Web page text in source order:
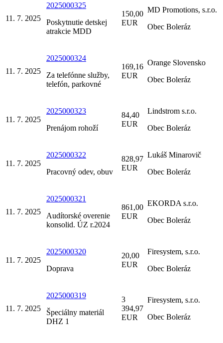
11. 7. 2025
2025000325
Poskytnutie detskej
atrakcie MDD
150,00
EUR
MD Promotions, s.r.o.
Obec Boleráz
11. 7. 2025
2025000324
Za telefónne služby,
telefón, parkovné
169,16
EUR
Orange Slovensko
Obec Boleráz
11. 7. 2025
2025000323
Prenájom rohoží
84,40
EUR
Lindstrom s.r.o.
Obec Boleráz
11. 7. 2025
2025000322
Pracovný odev, obuv
828,97
EUR
Lukáš Minarovič
Obec Boleráz
11. 7. 2025
2025000321
Audítorské overenie
konsolid. ÚZ r.2024
861,00
EUR
EKORDA s.r.o.
Obec Boleráz
11. 7. 2025
2025000320
Doprava
20,00
EUR
Firesystem, s.r.o.
Obec Boleráz
11. 7. 2025
2025000319
Špeciálny materiál
DHZ 1
3
394,97
EUR
Firesystem, s.r.o.
Obec Boleráz